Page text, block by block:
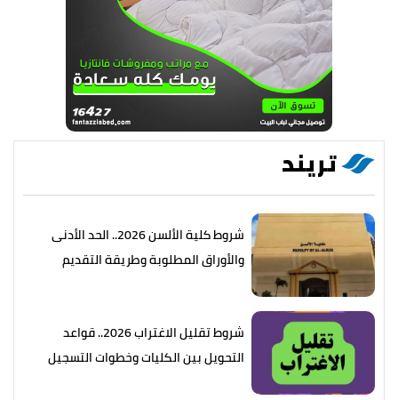
تريند
شروط كلية الألسن 2026.. الحد الأدنى
والأوراق المطلوبة وطريقة التقديم
شروط تقليل الاغتراب 2026.. قواعد
التحويل بين الكليات وخطوات التسجيل